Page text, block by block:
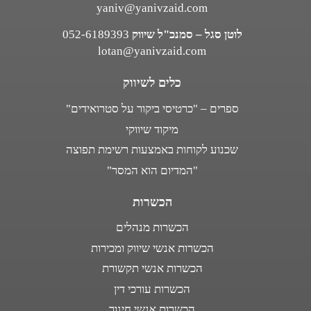
yaniv@yanivzaid.com
לוטן סגל – סמנכ"ל שיווק 052-6189393
lotan@yanivzaid.com
כלים לשיווק
ספרים – "כרטיסי ביקור על סטרואידים"
מיקוד שיווקי
שכנוע לקוחות באמצעות רשימת תפוצה
"המדיום הוא המסר"
הכשרות
הכשרות מנהלים
הכשרות אנשי שיווק ומכירות
הכשרות אנשי תקשורת
הכשרות עורכי דין